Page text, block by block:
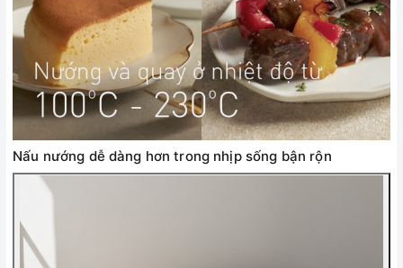
Nấu nướng dễ dàng hơn trong nhịp sống bận rộn